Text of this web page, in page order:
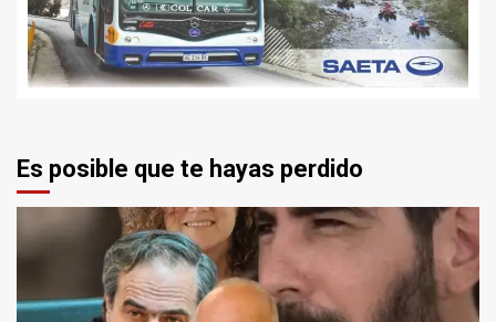
Es posible que te hayas perdido